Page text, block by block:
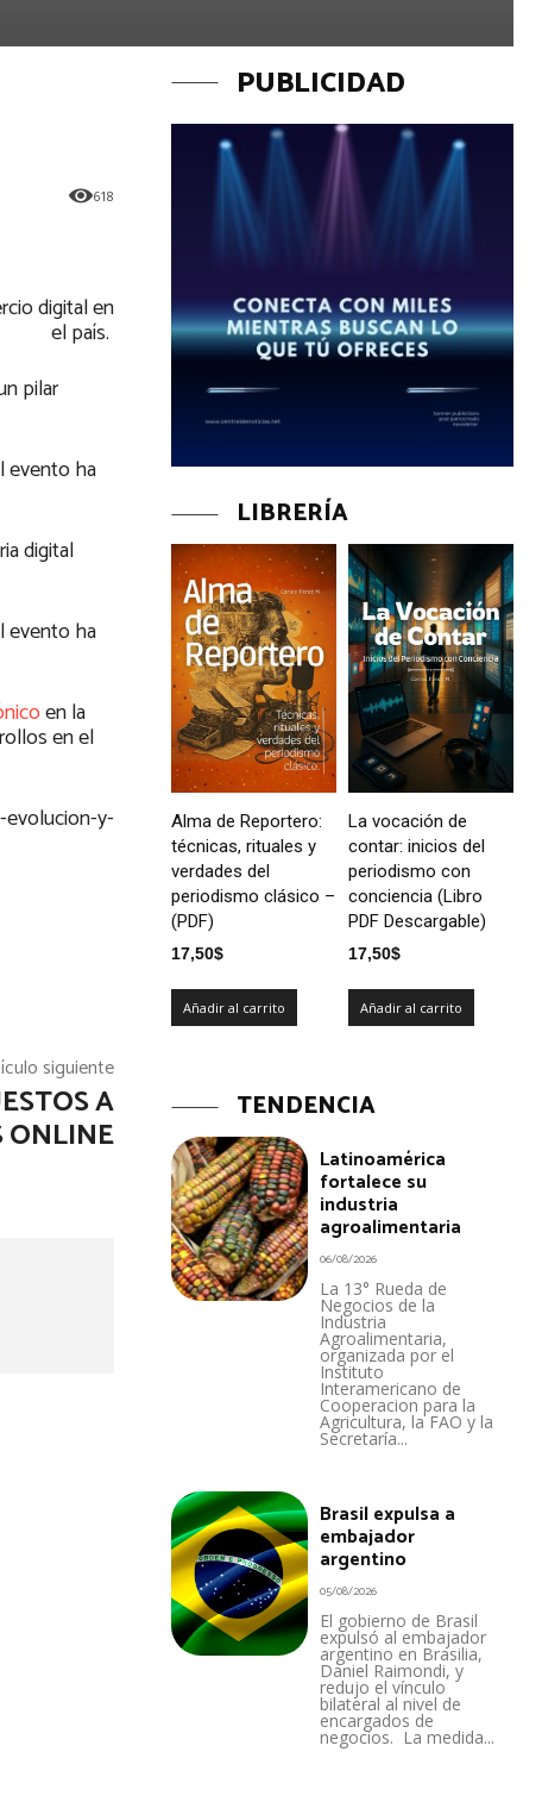
618
digital en
el país.
pilar
evento ha
digital
evento ha
en la
en el
y-
siguiente
A
ONLINE
PUBLICIDAD
LIBRERÍA
Alma de Reportero:
técnicas, rituales y
verdades del
periodismo clásico –
(PDF)
17,50$
Añadir al carrito
La vocación de
contar: inicios del
periodismo con
conciencia (Libro
PDF Descargable)
17,50$
Añadir al carrito
TENDENCIA
Latinoamérica
fortalece su
industria
agroalimentaria
06/08/2026
La 13° Rueda de
Negocios de la
Industria
Agroalimentaria,
organizada por el
Instituto
Interamericano de
Cooperacion para la
Agricultura, la FAO y la
Secretaría...
Brasil expulsa a
embajador
argentino
05/08/2026
El gobierno de Brasil
expulsó al embajador
argentino en Brasilia,
Daniel Raimondi, y
redujo el vínculo
bilateral al nivel de
encargados de
negocios. La medida...